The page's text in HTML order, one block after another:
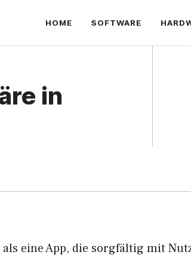
HOME SOFTWARE
in
eine App, die sorgfältig mit